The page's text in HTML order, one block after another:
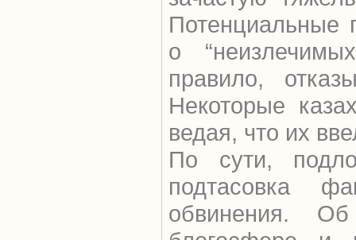
Потенциальные
о
правило,
Некоторые
ведая, что их
По сути,
подтасовка
обвинения.